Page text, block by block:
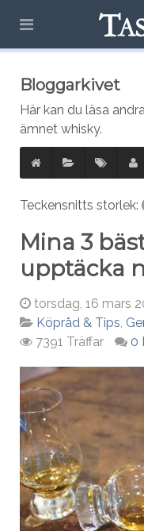
Bloggarkivet
Här kan du läsa
ämnet whisky.
Teckensnitts storlek:
Mina 3
upptäcka
torsdag, 16 mars
Köpråd & Tips
7391 Träffar
0